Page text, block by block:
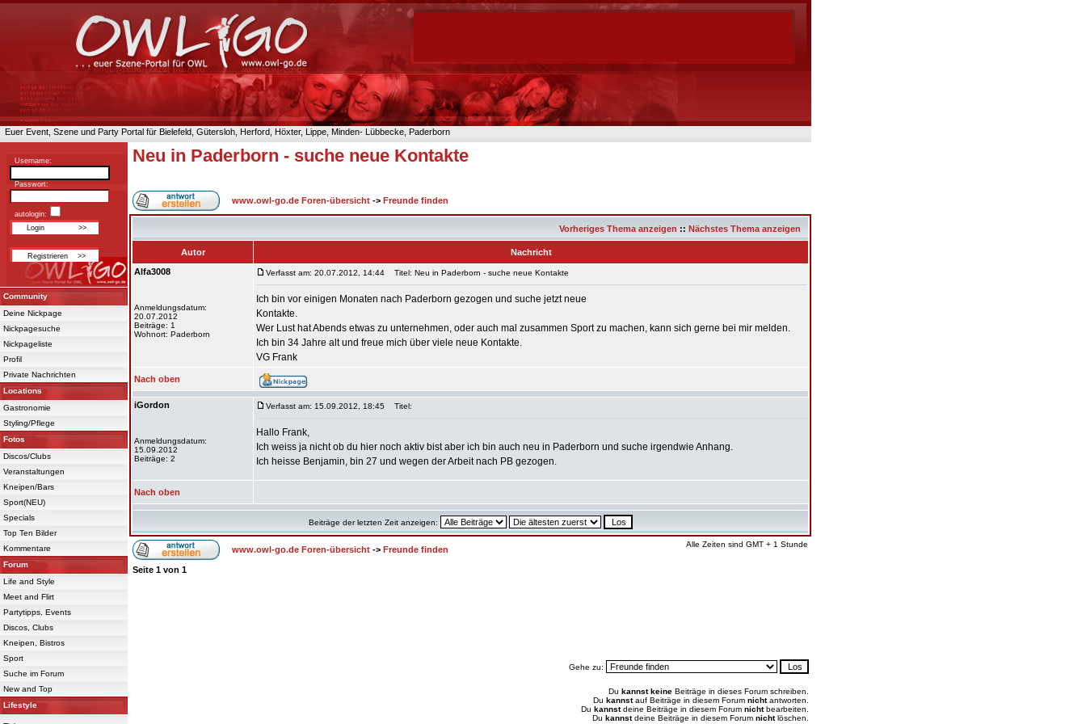
Euer Event, Szene und Party Portal für Bielefeld, Gütersloh, Herford, Höxter, Lippe, Minden- Lübbecke, Paderborn
Username:
Passwort:
autologin:
Community
Deine Nickpage
Nickpagesuche
Nickpageliste
Profil
Private Nachrichten
Locations
Gastronomie
Styling/Pflege
Fotos
Discos/Clubs
Veranstaltungen
Kneipen/Bars
Sport(NEU)
Specials
Top Ten Bilder
Kommentare
Forum
Life and Style
Meet and Flirt
Partytipps, Events
Discos, Clubs
Kneipen, Bistros
Sport
Suche im Forum
New and Top
Lifestyle
Neu in Paderborn - suche neue Kontakte
www.owl-go.de Foren-übersicht -> Freunde finden
Vorheriges Thema anzeigen :: Nächstes Thema anzeigen
Autor
Nachricht
Alfa3008
Anmeldungsdatum:
20.07.2012
Beiträge: 1
Wohnort: Paderborn
Verfasst am: 20.07.2012, 14:44 Titel: Neu in Paderborn - suche neue Kontakte
Ich bin vor einigen Monaten nach Paderborn gezogen und suche jetzt neue
Kontakte.
Wer Lust hat Abends etwas zu unternehmen, oder auch mal zusammen Sport zu machen, kann sich gerne bei mir melden.
Ich bin 34 Jahre alt und freue mich über viele neue Kontakte.
VG Frank
Nach oben
iGordon
Anmeldungsdatum:
15.09.2012
Beiträge: 2
Verfasst am: 15.09.2012, 18:45 Titel:
Hallo Frank,
Ich weiss ja nicht ob du hier noch aktiv bist aber ich bin auch neu in Paderborn und suche irgendwie Anhang.
Ich heisse Benjamin, bin 27 und wegen der Arbeit nach PB gezogen.
Nach oben
Beiträge der letzten Zeit anzeigen:
www.owl-go.de Foren-übersicht -> Freunde finden
Alle Zeiten sind GMT + 1 Stunde
Seite 1 von 1
Gehe zu:
Du kannst keine Beiträge in dieses Forum schreiben.
Du kannstauf Beiträge in diesem Forum nichtantworten.
Du kannstdeine Beiträge in diesem Forum nichtbearbeiten.
Du kannstdeine Beiträge in diesem Forum nichtlöschen.